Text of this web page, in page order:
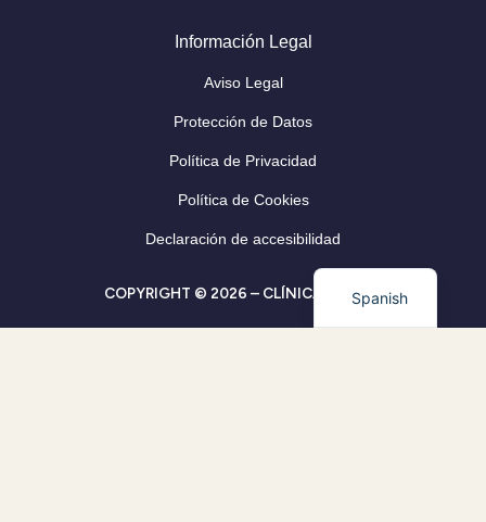
Información Legal
Aviso Legal
Protección de Datos
Política de Privacidad
Política de Cookies
Declaración de accesibilidad
COPYRIGHT © 2026 – CLÍNICA CLEVERSpanish